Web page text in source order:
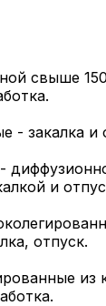
свыше
- закалка и
и
отпуск.
из